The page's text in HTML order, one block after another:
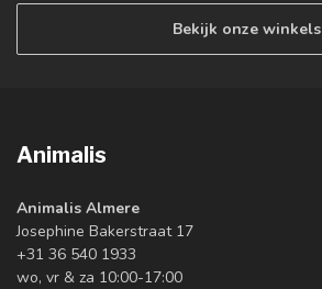
Bekijk onze winkels
Animalis
Animalis Almere
Josephine Bakerstraat 17
+31 36 540 1933
wo, vr & za 10:00-17:00